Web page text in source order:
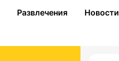
Развлечения Новости